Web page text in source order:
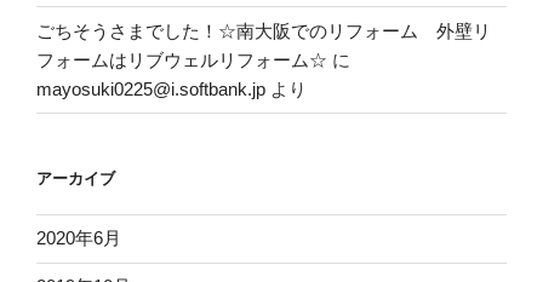
ごちそうさまでした！☆南大阪でのリフォーム 外壁リ
フォームはリブウェルリフォーム☆ に
mayosuki0225@i.softbank.jp より
アーカイブ
2020年6月